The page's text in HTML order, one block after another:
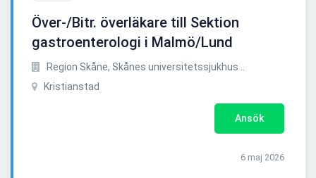
Över-/Bitr. överläkare till Sektion
gastroenterologi i Malmö/Lund
Region Skåne, Skånes universitetssjukhus ..
Kristianstad
Ansök
6 maj 2026